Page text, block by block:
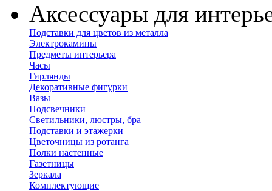
Аксессуары для
Подставки для цветов из металла
Электрокамины
Предметы интерьера
Часы
Гирлянды
Декоративные фигурки
Вазы
Подсвечники
Светильники, люстры, бра
Подставки и этажерки
Цветочницы из ротанга
Полки настенные
Газетницы
Зеркала
Комплектующие